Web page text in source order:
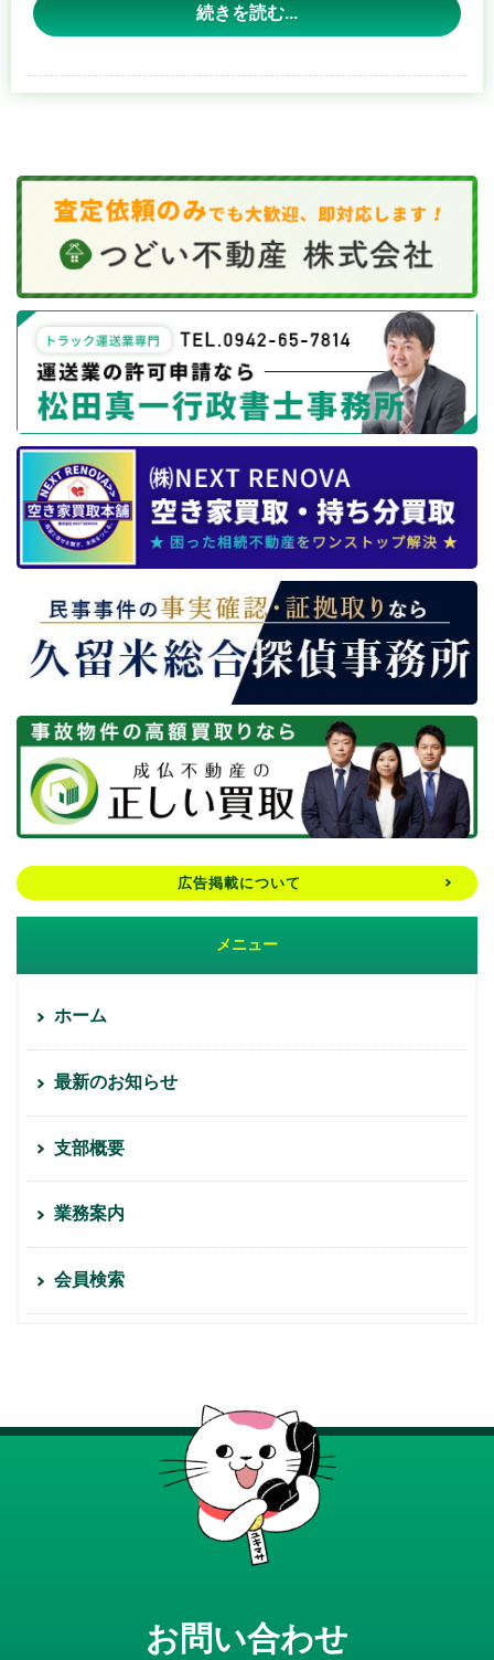
い。
掲 載 場 所 ： 全ページ（ダウンロード用資料ページは除
のみ
バナー規格： 縦120ピクセル × 横450ピクセル（JPG、
PNG、GIF形式、500KB以内）
※画像作成のお手伝いも可能です。ご相談ください。
■ お申し込み・お問い合わせ先 広告掲載に関する詳細は、
下記ホームページ管理業者までご連絡ください。
はねオンライン株式会社 （担当：長尾）
電話：0942-40-6330
住所：福岡県久留米市六ツ門町10-25 赤司ビル3F
であったため、福岡県行政書士会くるめ支部役員選任規則
により投票は行われず、同会員が無投票で支部長に選任さ
に行政書士としての専門性を活かし、より良いサービスを
提供できるよう努めてまいります。 引き続き、くるめ支部
の活動にご理解とご協力をよろしくお願いいたします。
続きを読む...
広告掲載について
メニュー
ホーム
最新のお知らせ
支部概要
業務案内
会員検索
お問い合わせ